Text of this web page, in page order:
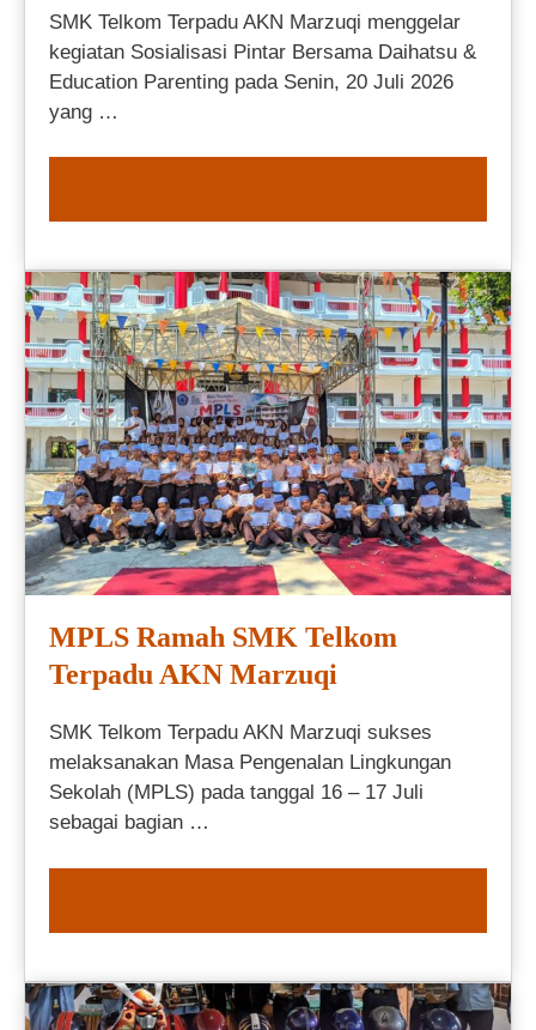
SMK Telkom Terpadu AKN Marzuqi menggelar
kegiatan Sosialisasi Pintar Bersama Daihatsu &
Education Parenting pada Senin, 20 Juli 2026
yang …
MPLS Ramah SMK Telkom
Terpadu AKN Marzuqi
SMK Telkom Terpadu AKN Marzuqi sukses
melaksanakan Masa Pengenalan Lingkungan
Sekolah (MPLS) pada tanggal 16 – 17 Juli
sebagai bagian …